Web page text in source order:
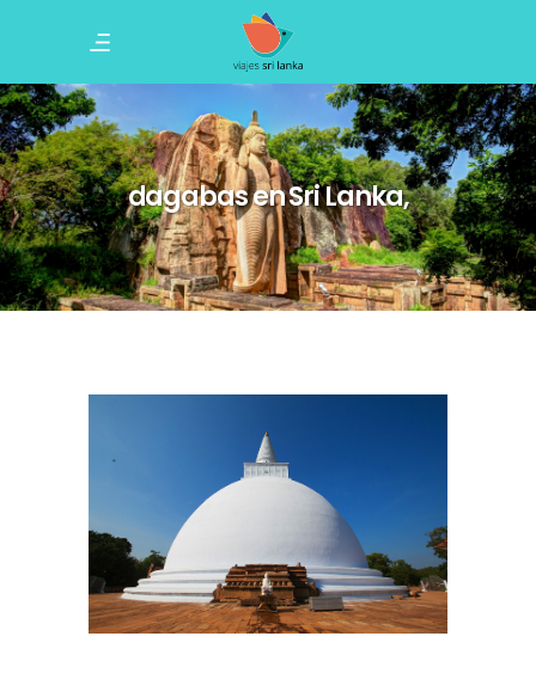
dagabas en Sri Lanka,